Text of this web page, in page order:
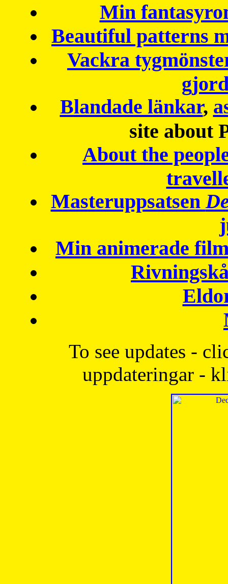
Min
Beautiful patterns
Vackra
Blandade länkar,
site about
About the
Masteruppsatsen
Min animerade
To see updates -
uppdateringar -